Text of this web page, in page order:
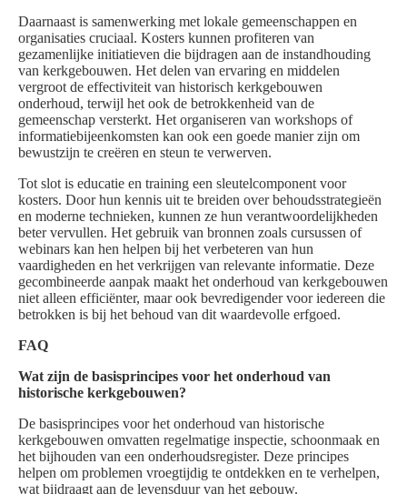
Daarnaast is samenwerking met lokale gemeenschappen en
organisaties cruciaal. Kosters kunnen profiteren van
gezamenlijke initiatieven die bijdragen aan de instandhouding
van kerkgebouwen. Het delen van ervaring en middelen
vergroot de effectiviteit van historisch kerkgebouwen
onderhoud, terwijl het ook de betrokkenheid van de
gemeenschap versterkt. Het organiseren van workshops of
informatiebijeenkomsten kan ook een goede manier zijn om
bewustzijn te creëren en steun te verwerven.
Tot slot is educatie en training een sleutelcomponent voor
kosters. Door hun kennis uit te breiden over behoudsstrategieën
en moderne technieken, kunnen ze hun verantwoordelijkheden
beter vervullen. Het gebruik van bronnen zoals cursussen of
webinars kan hen helpen bij het verbeteren van hun
vaardigheden en het verkrijgen van relevante informatie. Deze
gecombineerde aanpak maakt het onderhoud van kerkgebouwen
niet alleen efficiënter, maar ook bevredigender voor iedereen die
betrokken is bij het behoud van dit waardevolle erfgoed.
FAQ
Wat zijn de basisprincipes voor het onderhoud van
historische kerkgebouwen?
De basisprincipes voor het onderhoud van historische
kerkgebouwen omvatten regelmatige inspectie, schoonmaak en
het bijhouden van een onderhoudsregister. Deze principes
helpen om problemen vroegtijdig te ontdekken en te verhelpen,
wat bijdraagt aan de levensduur van het gebouw.